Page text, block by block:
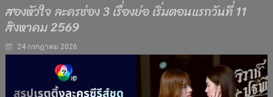
สองหัวใจ ละครช่อง 3 เรื่องย่อ เริ่มตอนแรกวันที่ 11
สิงหาคม 2569
24 กรกฎาคม 2026